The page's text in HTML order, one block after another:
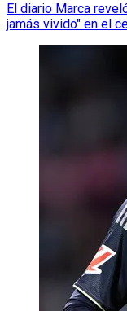
El diario Marca
jamás vivido" en el